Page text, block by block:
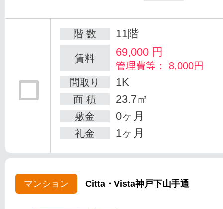
階 数 11階
賃料 69,000 円
管理費等： 8,000円
間取り
1K
面 積 23.7㎡
敷金 0ヶ月
礼金 1ヶ月
マンション Citta・Vista神戸下山手通